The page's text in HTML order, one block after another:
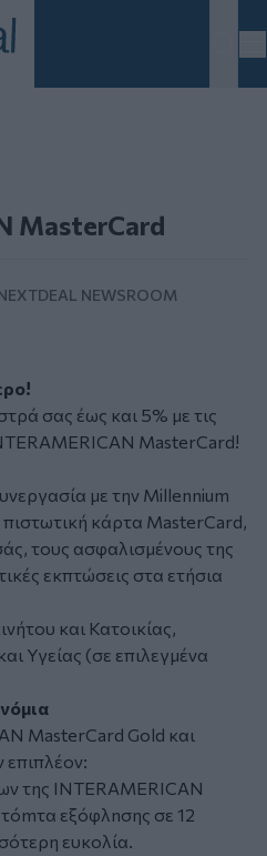
MasterCard
NEWSROOM
σας έως και 5% με τις
MasterCard!
με την Millennium
κάρτα MasterCard,
τους ασφαλισμένους της
εκπτώσεις στα ετήσια
και Κατοικίας,
Υγείας (σε επιλεγμένα
MasterCard Gold και
της INTERAMERICAN
εξόφλnσης σε 12
ευκολία.